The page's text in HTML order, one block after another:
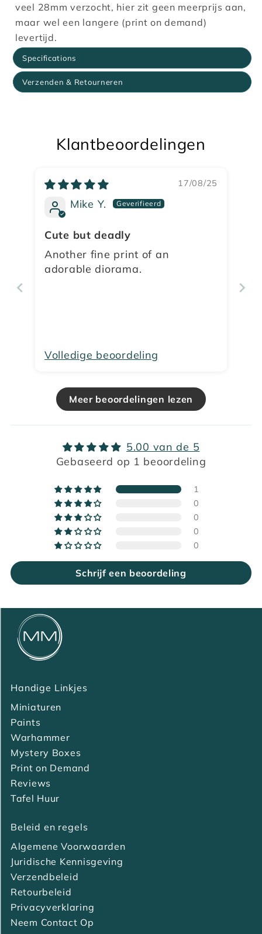
veel 28mm verzocht, hier zit geen meerprijs aan,
maar wel een langere (print on demand)
levertijd.
Specifications
Verzenden & Retourneren
Klantbeoordelingen
17/08/25
Mike Y.
Cute but deadly
Another fine print of an
adorable diorama.
Volledige beoordeling
Meer beoordelingen lezen
5.00 van de 5
Gebaseerd op 1 beoordeling
1
0
0
0
0
Schrijf een beoordeling
Handige Linkjes
Miniaturen
Paints
Warhammer
Mystery Boxes
Print on Demand
Reviews
Tafel Huur
Beleid en regels
Algemene Voorwaarden
Juridische Kennisgeving
Verzendbeleid
Retourbeleid
Privacyverklaring
Neem Contact Op